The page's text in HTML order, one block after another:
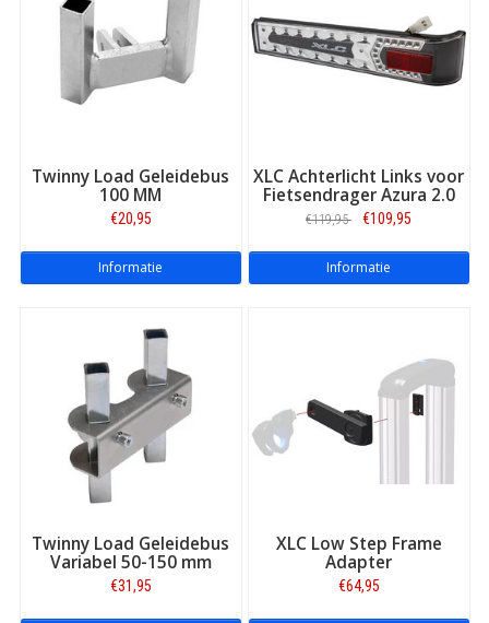
Twinny Load Geleidebus
100 MM
€20,95
Informatie
XLC Achterlicht Links voor
Fietsendrager Azura 2.0
€119,95 €109,95
Informatie
Twinny Load Geleidebus
Variabel 50-150 mm
€31,95
XLC Low Step Frame
Adapter
€64,95